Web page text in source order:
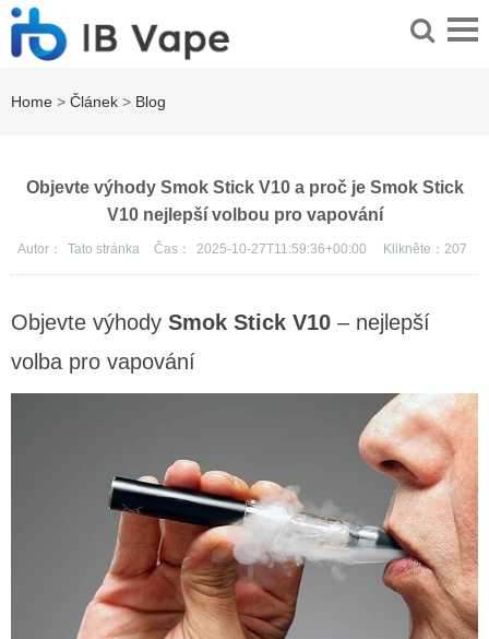
Home > Článek > Blog
Objevte výhody Smok Stick V10 a proč je Smok Stick
V10 nejlepší volbou pro vapování
Autor： Tato stránka Čas： 2025-10-27T11:59:36+00:00 Klikněte： 207
Objevte výhody Smok Stick V10 – nejlepší
volba pro vapování